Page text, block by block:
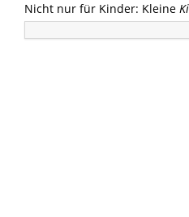
Nicht nur für Kinder: Kleine